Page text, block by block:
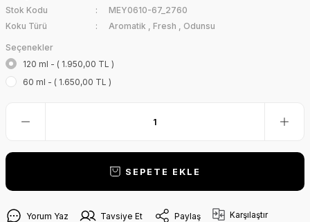
Stok Kodu
MEY0610-67_2760
Koku Türü
Aromatik , Fresh , Odunsu
Seçenekler
120 ml - ( 1.950,00 TL )
60 ml - ( 1.650,00 TL )
SEPETE EKLE
Yorum Yaz Tavsiye Et Paylaş Karşılaştır